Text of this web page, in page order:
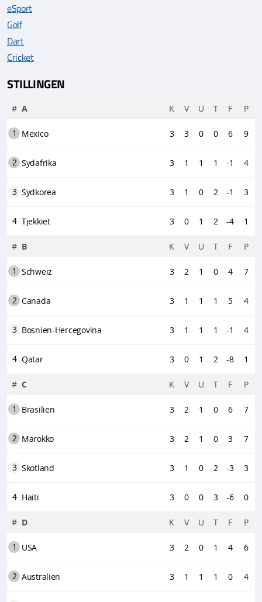
eSport
Golf
Dart
Cricket
STILLINGEN
# A K V U T F P
1 Mexico 3 3 0 0 6 9
2 Sydafrika 3 1 1 1 -1 4
3 Sydkorea 3 1 0 2 -1 3
4 Tjekkiet 3 0 1 2 -4 1
# B K V U T F P
1 Schweiz 3 2 1 0 4 7
2 Canada 3 1 1 1 5 4
3 Bosnien-Hercegovina 3 1 1 1 -1 4
4 Qatar 3 0 1 2 -8 1
# C K V U T F P
1 Brasilien 3 2 1 0 6 7
2 Marokko 3 2 1 0 3 7
3 Skotland 3 1 0 2 -3 3
4 Haiti 3 0 0 3 -6 0
# D K V U T F P
1 USA 3 2 0 1 4 6
2 Australien 3 1 1 1 0 4